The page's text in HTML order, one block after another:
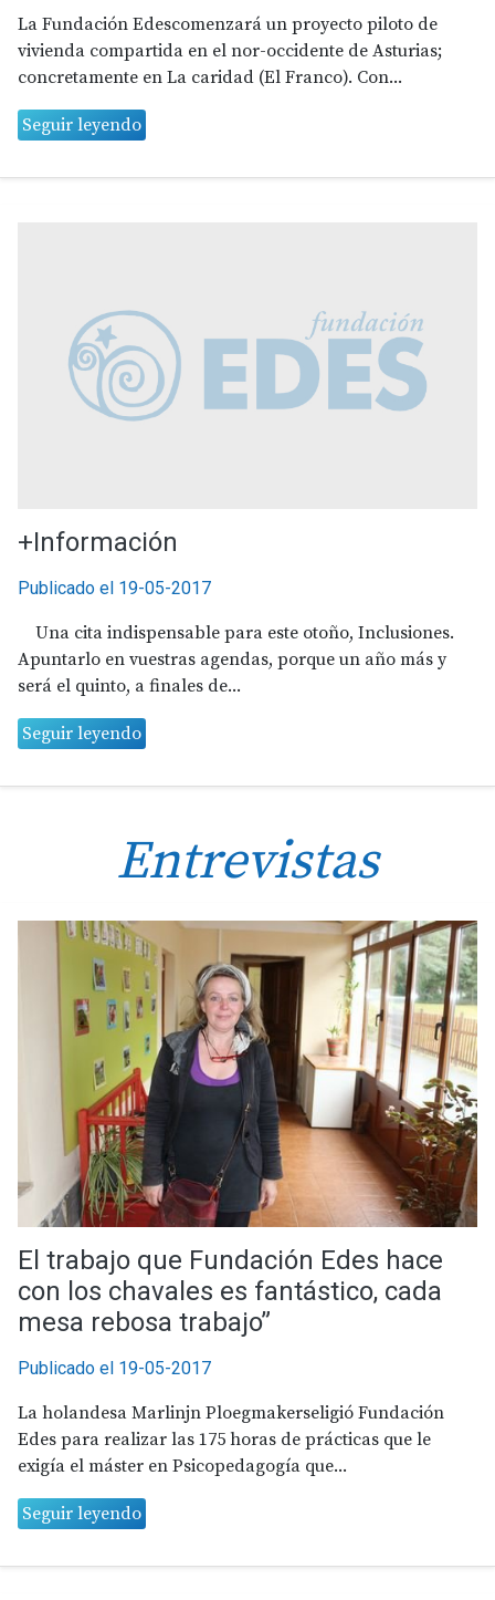
La Fundación Edescomenzará un proyecto piloto de
vivienda compartida en el nor-occidente de Asturias;
concretamente en La caridad (El Franco). Con...
Seguir leyendo
+Información
Publicado el 19-05-2017
Una cita indispensable para este otoño, Inclusiones.
Apuntarlo en vuestras agendas, porque un año más y
será el quinto, a finales de...
Seguir leyendo
Entrevistas
El trabajo que Fundación Edes hace
con los chavales es fantástico, cada
mesa rebosa trabajo”
Publicado el 19-05-2017
La holandesa Marlinjn Ploegmakerseligió Fundación
Edes para realizar las 175 horas de prácticas que le
exigía el máster en Psicopedagogía que...
Seguir leyendo